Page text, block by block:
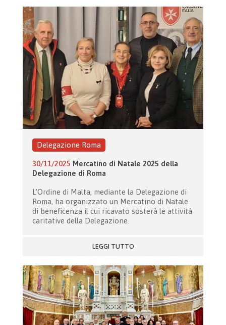
Delegazione Roma
30/11/2025 Mercatino di Natale 2025 della
Delegazione di Roma
L’Ordine di Malta, mediante la Delegazione di
Roma, ha organizzato un Mercatino di Natale
di beneficenza il cui ricavato sosterà le attività
caritative della Delegazione.
LEGGI TUTTO